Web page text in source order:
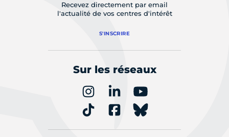
Recevez directement par email
l'actualité de vos centres d'intérêt
S'INSCRIRE
Sur les réseaux